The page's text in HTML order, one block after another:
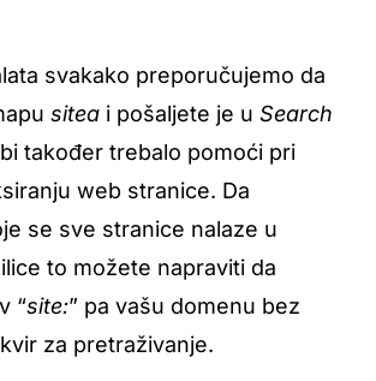
svakako preporučujemo da
sitea i pošaljete je u Search
također trebalo pomoći pri
web stranice. Da
se sve stranice nalaze u
to možete napraviti da
“site:” pa vašu domenu bez
za pretraživanje.